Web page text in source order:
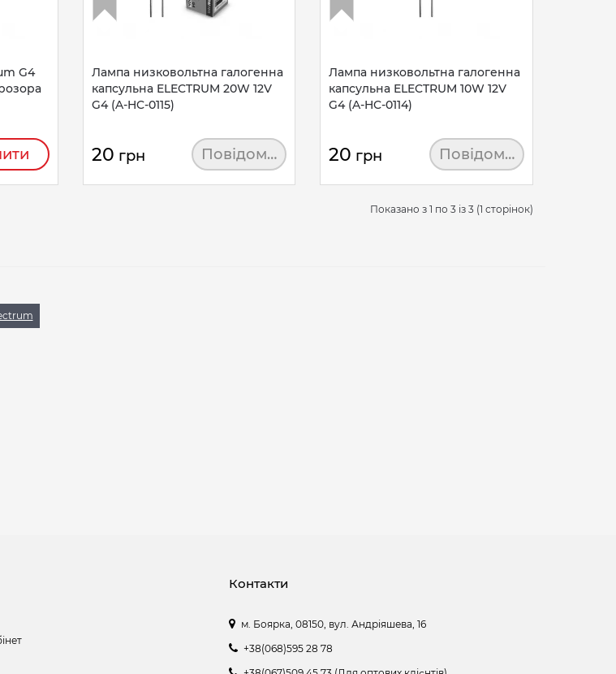
G4
Лампа низковольтна галогенна
капсульна ELECTRUM 20W 12V
G4 (A-HC-0115)
20 грн Повідомити
Лампа низковольтна галогенна
капсульна ELECTRUM 10W 12V
G4 (A-HC-0114)
20 грн Повідомити
Показано з 1 по 3 із 3 (1 сторінок)
Контакти
м. Боярка, 08150, вул. Андріяшева, 16
+38(068)595 28 78